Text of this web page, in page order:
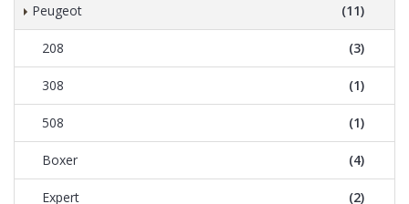
Peugeot (11)
208 (3)
308 (1)
508 (1)
Boxer (4)
Expert (2)